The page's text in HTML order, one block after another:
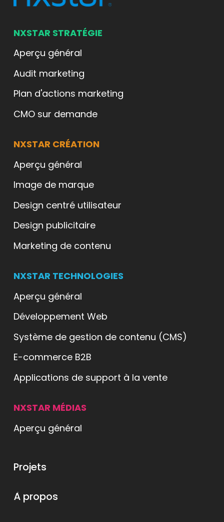
NXSTAR STRATÉGIE
Aperçu général
Audit marketing
Plan d'actions marketing
CMO sur demande
NXSTAR CRÉATION
Aperçu général
Image de marque
Design centré utilisateur
Design publicitaire
Marketing de contenu
NXSTAR TECHNOLOGIES
Aperçu général
Développement Web
Système de gestion de contenu (CMS)
E-commerce B2B
Applications de support à la vente
NXSTAR MÉDIAS
Aperçu général
Projets
À propos